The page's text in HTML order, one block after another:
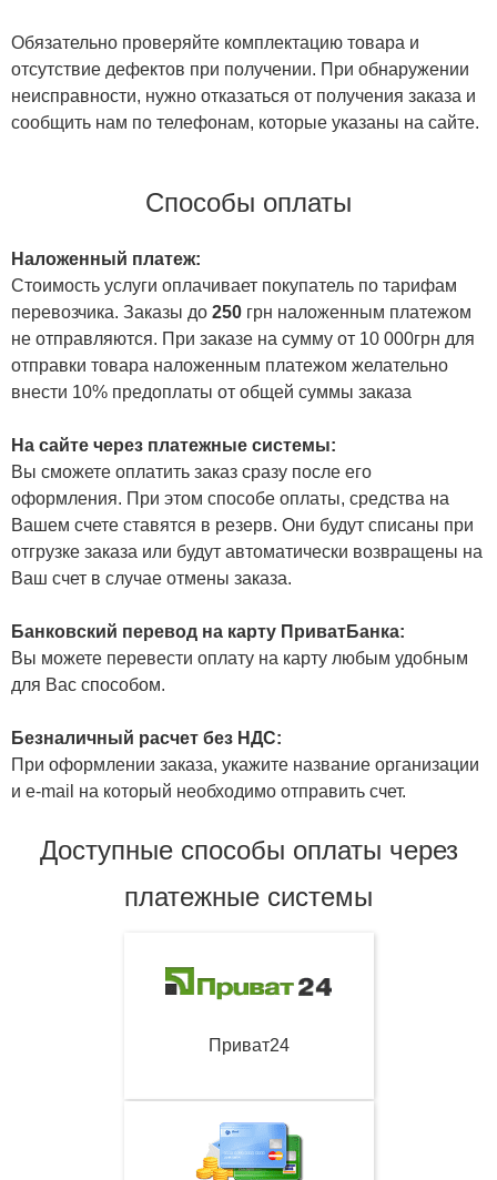
Обязательно проверяйте комплектацию товара и
отсутствие дефектов при получении. При обнаружении
неисправности, нужно отказаться от получения заказа и
сообщить нам по телефонам, которые указаны на сайте.
Способы оплаты
Наложенный платеж:
Стоимость услуги оплачивает покупатель по тарифам
перевозчика. Заказы до 250 грн наложенным платежом
не отправляются. При заказе на сумму от 10 000грн для
отправки товара наложенным платежом желательно
внести 10% предоплаты от общей суммы заказа
На сайте через платежные системы:
Вы сможете оплатить заказ сразу после его
оформления. При этом способе оплаты, средства на
Вашем счете ставятся в резерв. Они будут списаны при
отгрузке заказа или будут автоматически возвращены на
Ваш счет в случае отмены заказа.
Банковский перевод на карту ПриватБанка:
Вы можете перевести оплату на карту любым удобным
для Вас способом.
Безналичный расчет без НДС:
При оформлении заказа, укажите название организации
и e-mail на который необходимо отправить счет.
Доступные способы оплаты через
платежные системы
Приват24